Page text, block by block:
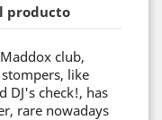
producto
club,
like
DJ's check!, has
rare nowadays